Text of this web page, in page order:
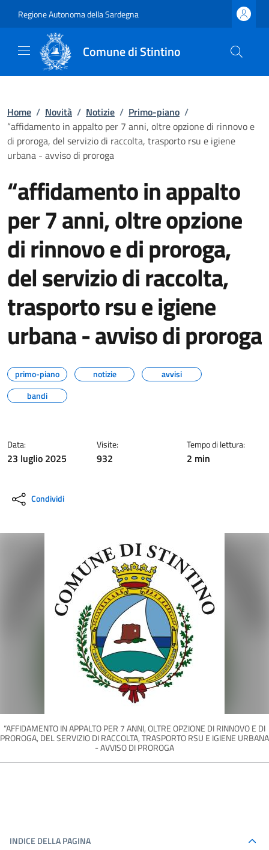
Regione Autonoma della Sardegna
Comune di Stintino
Home / Novità / Notizie / Primo-piano /
“affidamento in appalto per 7 anni, oltre opzione di rinnovo e
di proroga, del servizio di raccolta, trasporto rsu e igiene
urbana - avviso di proroga
“affidamento in appalto
per 7 anni, oltre opzione
di rinnovo e di proroga,
del servizio di raccolta,
trasporto rsu e igiene
urbana - avviso di proroga
primo-piano notizie
avvisi
bandi
Data:
23 luglio 2025
Visite:
932
Tempo di lettura:
2 min
Condividi
“AFFIDAMENTO IN APPALTO PER 7 ANNI, OLTRE OPZIONE DI RINNOVO E DI
PROROGA, DEL SERVIZIO DI RACCOLTA, TRASPORTO RSU E IGIENE URBANA
- AVVISO DI PROROGA
INDICE DELLA PAGINA